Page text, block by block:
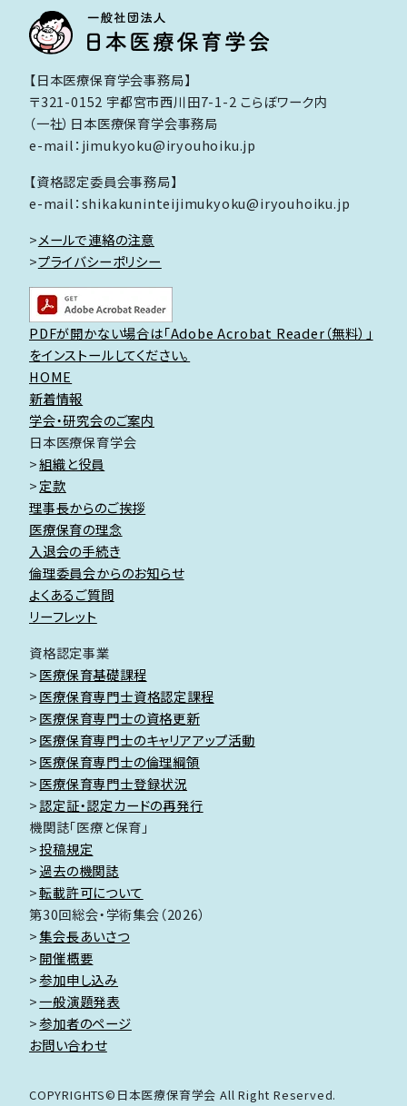
【日本医療保育学会事務局】
〒321-0152 宇都宮市西川田7-1-2 こらぼワーク内
（一社）日本医療保育学会事務局
e-mail：jimukyoku@iryouhoiku.jp
【資格認定委員会事務局】
e-mail：shikakuninteijimukyoku@iryouhoiku.jp
>メールで連絡の注意
>プライバシーポリシー
PDFが開かない場合は「Adobe Acrobat Reader（無料）」
をインストールしてください。
HOME
新着情報
学会・研究会のご案内
日本医療保育学会
組織と役員
定款
理事長からのご挨拶
医療保育の理念
入退会の手続き
倫理委員会からのお知らせ
よくあるご質問
リーフレット
資格認定事業
医療保育基礎課程
医療保育専門士資格認定課程
医療保育専門士の資格更新
医療保育専門士のキャリアアップ活動
医療保育専門士の倫理綱領
医療保育専門士登録状況
認定証・認定カードの再発行
機関誌「医療と保育」
投稿規定
過去の機関誌
転載許可について
第30回総会・学術集会（2026）
集会長あいさつ
開催概要
参加申し込み
一般演題発表
参加者のページ
お問い合わせ
COPYRIGHTS©日本医療保育学会 All Right Reserved.